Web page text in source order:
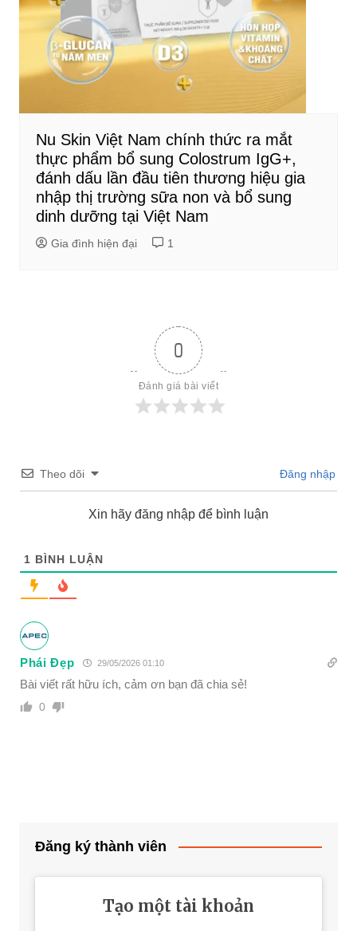
Nu Skin Việt Nam chính thức ra mắt
thực phẩm bổ sung Colostrum IgG+,
đánh dấu lần đầu tiên thương hiệu gia
nhập thị trường sữa non và bổ sung
dinh dưỡng tại Việt Nam
Gia đình hiện đại 1
0
Đánh giá bài viết
Theo dõi Đăng nhập
Xin hãy đăng nhập để bình luận
1 BÌNH LUẬN
Phái Đẹp 29/05/2026 01:10
Bài viết rất hữu ích, cảm ơn bạn đã chia sẻ!
0
Đăng ký thành viên
Tạo một tài khoản